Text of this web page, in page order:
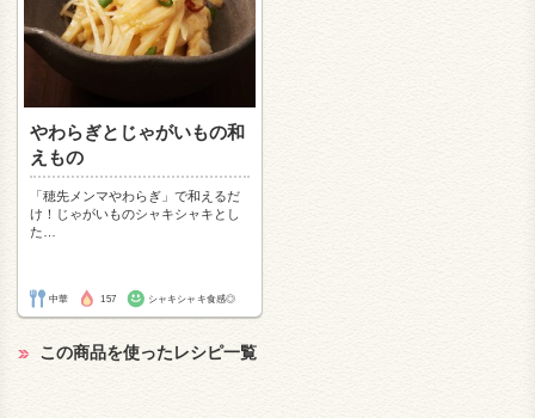
やわらぎとじゃがいもの和
えもの
「穂先メンマやわらぎ」で和えるだ
け！じゃがいものシャキシャキとし
た
中華 157 シャキシャキ食感◎
この商品を使ったレシピ一覧